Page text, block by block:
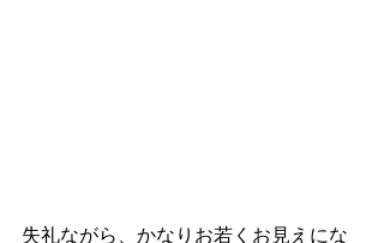
失礼ながら、かなりお若くお見えにな